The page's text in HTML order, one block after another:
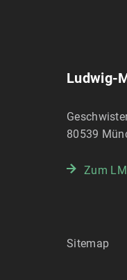
Ludwig-
80539
Zum
Sitemap